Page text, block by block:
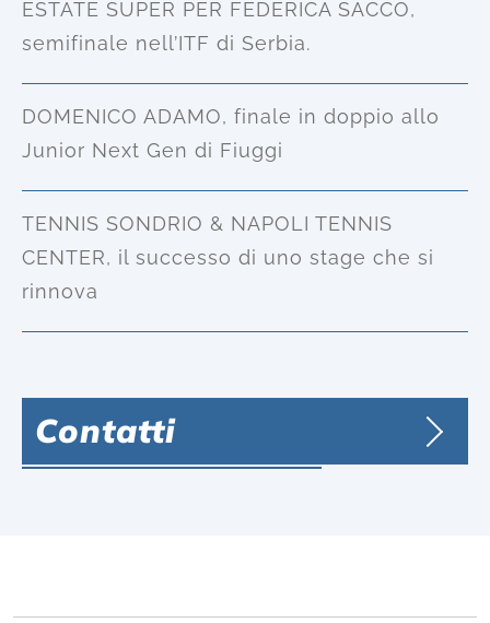
ESTATE SUPER PER FEDERICA SACCO,
semifinale nell’ITF di Serbia.
DOMENICO ADAMO, finale in doppio allo
Junior Next Gen di Fiuggi
TENNIS SONDRIO & NAPOLI TENNIS
CENTER, il successo di uno stage che si
rinnova
Contatti